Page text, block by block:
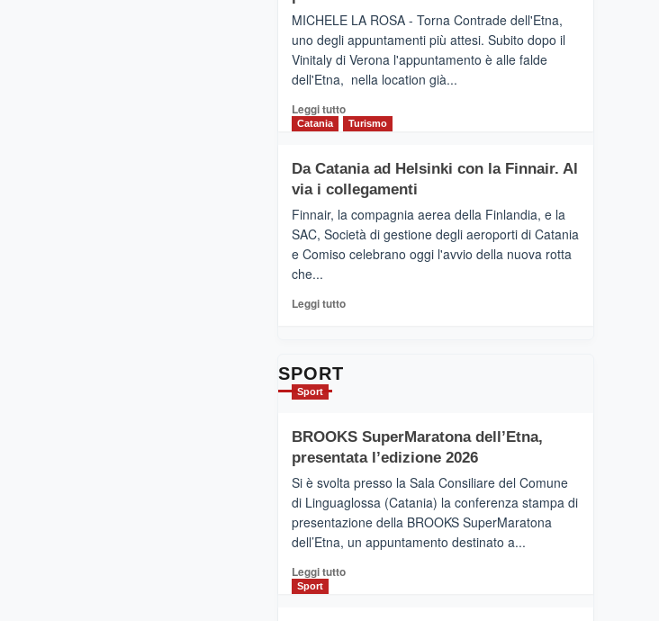
CLUB
–
presenta
“Vino
&
2026”.
Le
dell’enoturismo
sull’Etna
MICHELE LA ROSA - Torna Contrade dell'Etna,
uno degli appuntamenti più attesi. Subito dopo il
Vinitaly di Verona l'appuntamento è alle falde
dell'Etna, nella location già...
Leggi tuttoLeggi
di
RANDAZZO
–
siamo
quasi….
pronti
dell’Etna
Catania Turismo
Da Catania ad Helsinki con la Finnair. Al
via i collegamenti
Finnair, la compagnia aerea della Finlandia, e la
SAC, Società di gestione degli aeroporti di Catania
e Comiso celebrano oggi l'avvio della nuova rotta
che...
Leggi tuttoLeggi
con
la
Al
via
i
collegamenti
SPORT
Sport
BROOKS SuperMaratona dell’Etna,
presentata l’edizione 2026
Si è svolta presso la Sala Consiliare del Comune
di Linguaglossa (Catania) la conferenza stampa di
presentazione della BROOKS SuperMaratona
dell’Etna, un appuntamento destinato a...
Leggi tuttoLeggi
Sport